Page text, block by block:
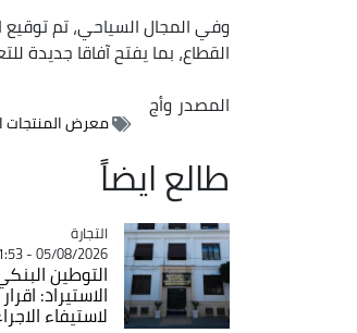
وفي المجال السياحي، تم
القطاع، بما يفتح آفاقا جديدة
المصدر وأج
معرض المنتجات
طالع ايضاً
Catégorie
التجارة
05/08/2026 - 21:53
التوطين
الاستيراد:
لاستيفاء